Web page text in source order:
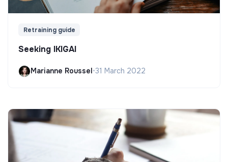
Retraining guide
Seeking IKIGAI
Marianne Roussel•31 March 2022